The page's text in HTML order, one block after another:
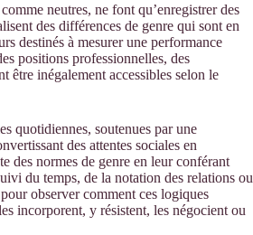
neutres, ne font qu’enregistrer des
des différences de genre qui sont en
destinés à mesurer une performance
positions professionnelles, des
être inégalement accessibles selon le
quotidiennes, soutenues par une
des attentes sociales en
des normes de genre en leur conférant
du temps, de la notation des relations ou
observer comment ces logiques
incorporent, y résistent, les négocient ou